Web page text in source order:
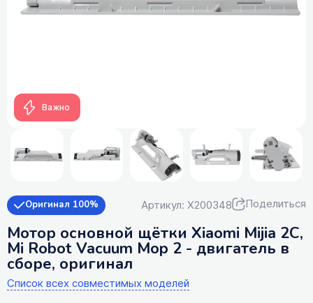
Важно
Оригинал 100% Артикул: X200348 Поделиться
Мотор основной щётки Xiaomi Mijia 2C,
Mi Robot Vacuum Mop 2 - двигатель в
сборе, оригинал
Список всех совместимых моделей